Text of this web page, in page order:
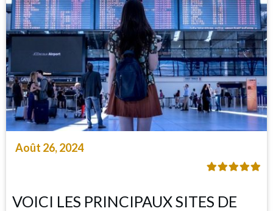
Août 26, 2024
VOICI LES PRINCIPAUX SITES DE